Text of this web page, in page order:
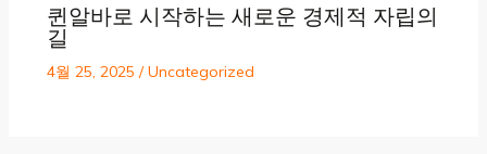
퀸알바로 시작하는 새로운 경제적 자립의
길
4월 25, 2025 /Uncategorized